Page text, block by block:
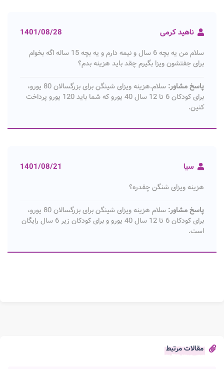
مقالات مرتبط
ناهید کرمی 1401/08/28
سلام من یه بچه 6 سال و نیمه دارم و یه بچه 15 ساله اگه بخوام
برای جفتشون ویزا بگیرم چقد باید هزینه بدم؟
پاسخ مشاور:
سلام.هزینه ویزای شینگن برای بزرگسالان 80 یورو،
برای کودکان 6 تا 12 سال 40 یورو که شما باید 120 یورو پرداخت
کنین.
سیا 1401/08/21
هزینه ویزای شنگن چقدره؟
پاسخ مشاور:
سلام هزینه ویزای شینگن برای بزرگسالان 80 یورو،
برای کودکان 6 تا 12 سال 40 یورو و برای کودکان زیر 6 سال رایگان
است.